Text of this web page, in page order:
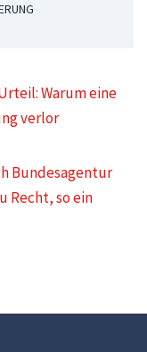
Warum eine
verlor
Bundesagentur
Recht, so ein